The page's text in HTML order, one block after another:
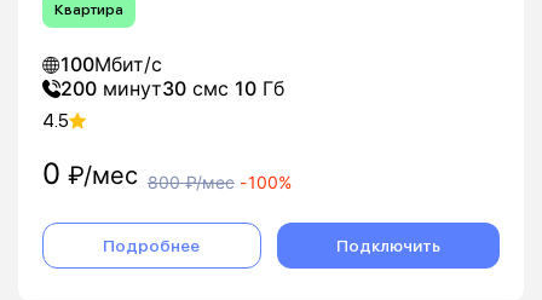
Квартира
100Мбит/с
200 минут30 смс 10 Гб
4.5
0 ₽/мес 800₽/мес -100%
Подробнее Подключить